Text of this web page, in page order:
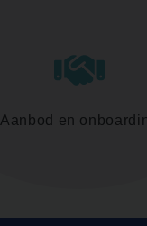
Aanbod en